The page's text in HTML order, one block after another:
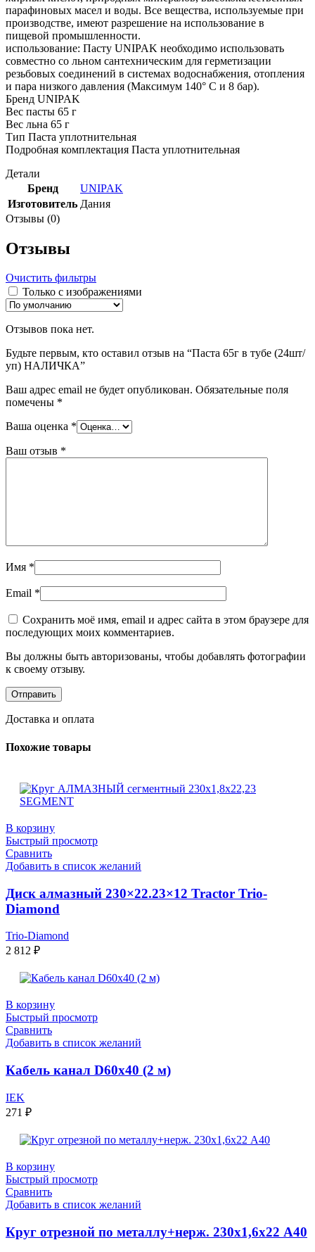
парафиновых масел и воды. Все вещества, используемые при
производстве, имеют разрешение на использование в
пищевой промышленности.
использование: Пасту UNIPAK необходимо использовать
совместно со льном сантехническим для герметизации
резьбовых соединений в системах водоснабжения, отопления
и пара низкого давления (Максимум 140° C и 8 бар).
Бренд UNIPAK
Вес пасты 65 г
Вес льна 65 г
Тип Паста уплотнительная
Подробная комплектация Паста уплотнительная
Детали
Бренд
UNIPAK
Изготовитель Дания
Отзывы (0)
Отзывы
Очистить фильтры
Только с изображениями
Отзывов пока нет.
Будьте первым, кто оставил отзыв на “Паста 65г в тубе (24шт/
уп) НАЛИЧКА”
Ваш адрес email не будет опубликован. Обязательные поля
помечены *
Ваша оценка *
Ваш отзыв *
Имя *
Email *
Сохранить моё имя, email и адрес сайта в этом браузере для
последующих моих комментариев.
Вы должны быть авторизованы, чтобы добавлять фотографии
к своему отзыву.
Доставка и оплата
Похожие товары
В корзину
Быстрый просмотр
Сравнить
Добавить в список желаний
Диск алмазный 230×22.23×12 Tractor Trio-
Diamond
Trio-Diamond
2 812 ₽
В корзину
Быстрый просмотр
Сравнить
Добавить в список желаний
Кабель канал D60х40 (2 м)
IEK
271 ₽
В корзину
Быстрый просмотр
Сравнить
Добавить в список желаний
Круг отрезной по металлу+нерж. 230х1,6х22 А40